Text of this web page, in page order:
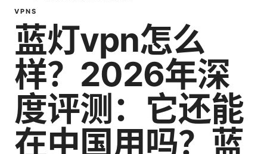
VPNS
蓝灯vpn怎么
样？2026年深
度评测：它还能
在中国用吗？蓝